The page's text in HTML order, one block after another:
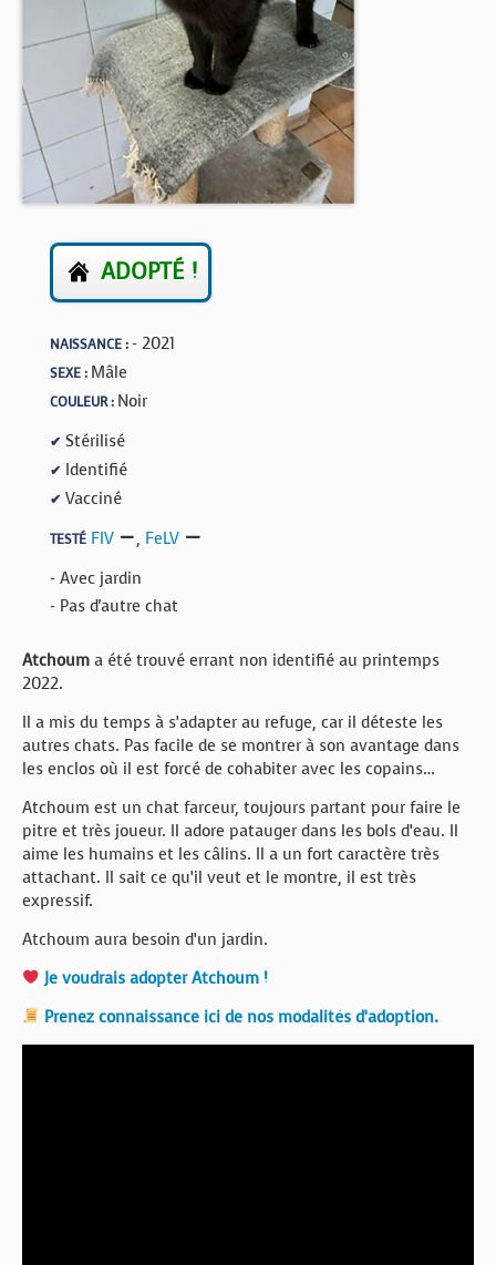
BOUTIQUE
ADOPTÉ !
NAISSANCE :- 2021
SEXE : Mâle
COULEUR : Noir
✔ Stérilisé
✔ Identifié
✔ Vacciné
TESTÉ FIV , FeLV
- Avec jardin
- Pas d'autre chat
Atchoum a été trouvé errant non identifié au printemps
2022.
Il a mis du temps à s’adapter au refuge, car il déteste les
autres chats. Pas facile de se montrer à son avantage dans
les enclos où il est forcé de cohabiter avec les copains…
Atchoum est un chat farceur, toujours partant pour faire le
pitre et très joueur. Il adore patauger dans les bols d’eau. Il
aime les humains et les câlins. Il a un fort caractère très
attachant. Il sait ce qu’il veut et le montre, il est très
expressif.
Atchoum aura besoin d’un jardin.
Je voudrais adopter Atchoum !
Prenez connaissance ici de nos modalités d’adoption.